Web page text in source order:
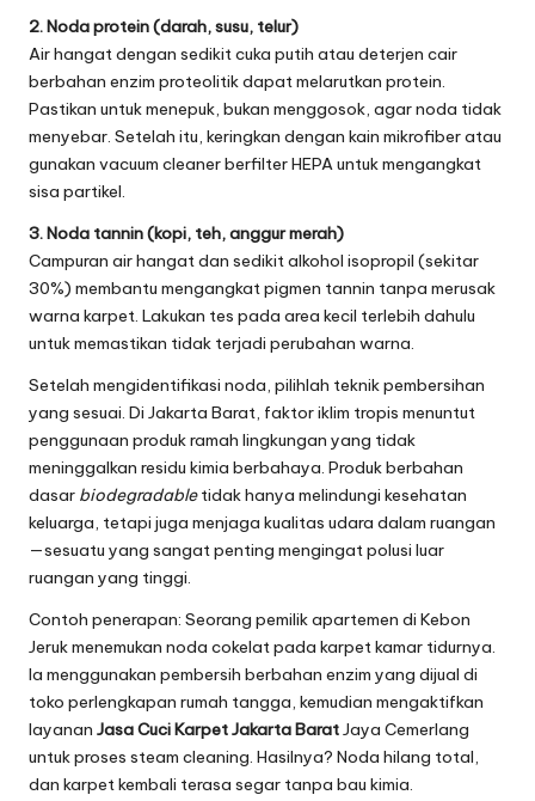
2. Noda protein (darah, susu, telur)
Air hangat dengan sedikit cuka putih atau deterjen cair
berbahan enzim proteolitik dapat melarutkan protein.
Pastikan untuk menepuk, bukan menggosok, agar noda tidak
menyebar. Setelah itu, keringkan dengan kain mikrofiber atau
gunakan vacuum cleaner berfilter HEPA untuk mengangkat
sisa partikel.
3. Noda tannin (kopi, teh, anggur merah)
Campuran air hangat dan sedikit alkohol isopropil (sekitar
30%) membantu mengangkat pigmen tannin tanpa merusak
warna karpet. Lakukan tes pada area kecil terlebih dahulu
untuk memastikan tidak terjadi perubahan warna.
Setelah mengidentifikasi noda, pilihlah teknik pembersihan
yang sesuai. Di Jakarta Barat, faktor iklim tropis menuntut
penggunaan produk ramah lingkungan yang tidak
meninggalkan residu kimia berbahaya. Produk berbahan
dasar biodegradabletidak hanya melindungi kesehatan
keluarga, tetapi juga menjaga kualitas udara dalam ruangan
—sesuatu yang sangat penting mengingat polusi luar
ruangan yang tinggi.
Contoh penerapan: Seorang pemilik apartemen di Kebon
Jeruk menemukan noda cokelat pada karpet kamar tidurnya.
Ia menggunakan pembersih berbahan enzim yang dijual di
toko perlengkapan rumah tangga, kemudian mengaktifkan
layanan Jasa Cuci Karpet Jakarta BaratJaya Cemerlang
untuk proses steam cleaning. Hasilnya? Noda hilang total,
dan karpet kembali terasa segar tanpa bau kimia.